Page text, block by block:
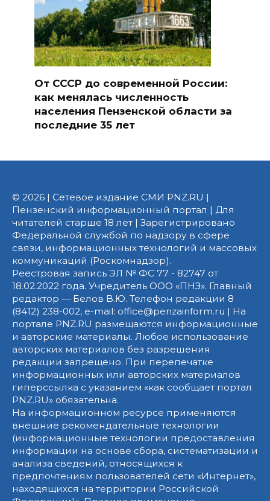
От СССР до современной России:
как менялась численность
населения Пензенской области за
последние 35 лет
© 2026 | Сетевое издание СМИ PNZ.RU |
Пензенский информационный портал | Для
читателей старше 18 лет | Зарегистрировано
Федеральной службой по надзору в сфере
связи, информационных технологий и массовых
коммуникаций (Роскомнадзор).
Реестровая запись ЭЛ № ФС 77 - 82747 от
18.02.2022 года. Учредитель ООО «ПНЗ». Главный
редактор — Белов В.Ю. Телефон редакции 8
(8412) 238-002, e-mail: office@penzainform.ru | На
портале PNZ.RU размещаются информационные
и авторские материалы. Любое использование
авторских материалов без разрешения
редакции запрещено. При перепечатке
информационных или авторских материалов
гиперссылка с указанием «как сообщает портал
PNZ.RU» обязательна.
На информационном ресурсе применяются
внешние рекомендательные технологии
(информационные технологии предоставления
информации на основе сбора, систематизации и
анализа сведений, относящихся к
предпочтениям пользователей сети «Интернет»,
находящихся на территории Российской